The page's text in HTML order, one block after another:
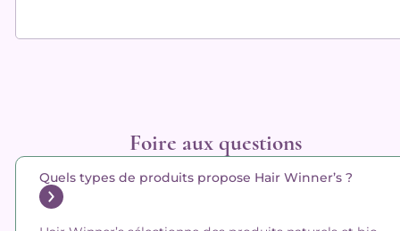
Foire aux questions
Quels types de produits propose Hair Winner’s ?